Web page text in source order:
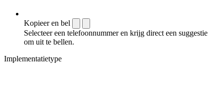
Kopieer en bel
Selecteer een telefoonnummer en krijg direct een suggestie
om uit te bellen.
Implementatietype